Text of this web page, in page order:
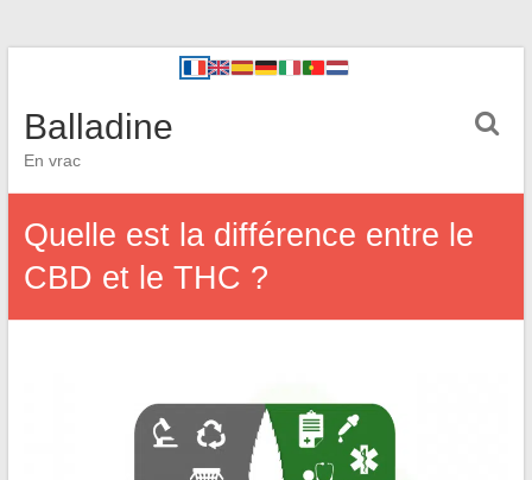
Balladine
En vrac
Quelle est la différence entre le
CBD et le THC ?